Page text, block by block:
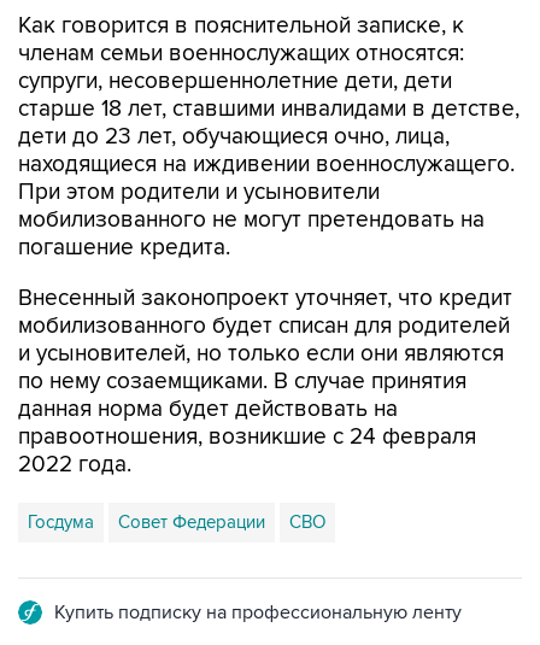
Как говорится в пояснительной записке, к
членам семьи военнослужащих относятся:
супруги, несовершеннолетние дети, дети
старше 18 лет, ставшими инвалидами в детстве,
дети до 23 лет, обучающиеся очно, лица,
находящиеся на иждивении военнослужащего.
При этом родители и усыновители
мобилизованного не могут претендовать на
погашение кредита.
Внесенный законопроект уточняет, что кредит
мобилизованного будет списан для родителей
и усыновителей, но только если они являются
по нему созаемщиками. В случае принятия
данная норма будет действовать на
правоотношения, возникшие с 24 февраля
2022 года.
Госдума Совет Федерации СВО
Купить подписку на профессиональную ленту